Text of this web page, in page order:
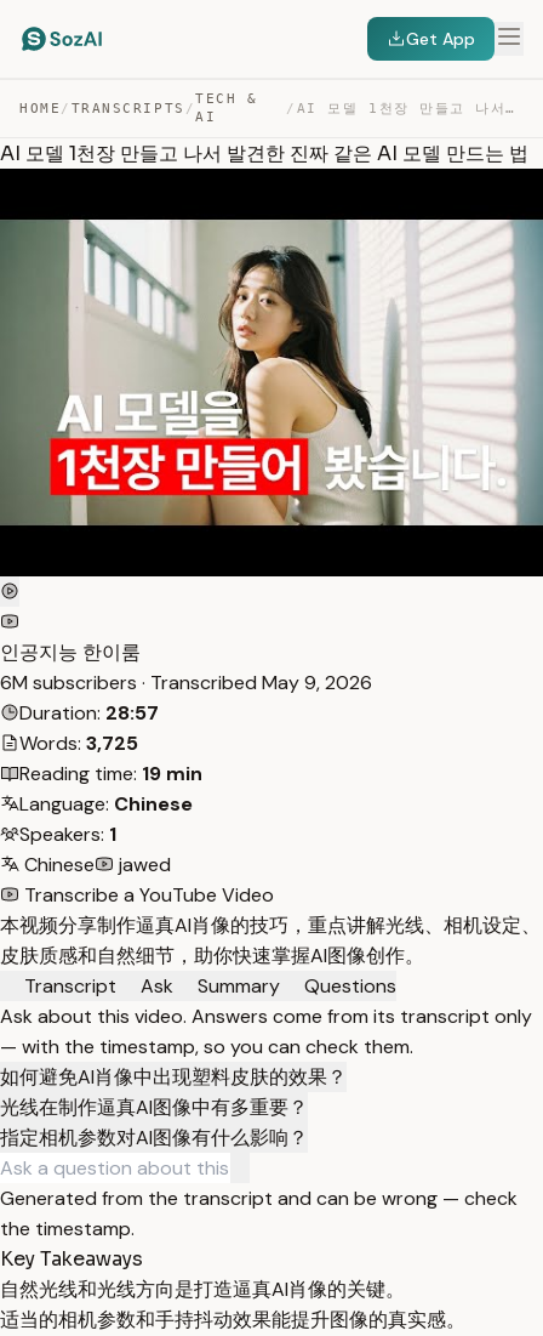
Get App
HOME / TRANSCRIPTS /
TECH &
AI
/ AI 모델 1천장 만들고 나서 발견한 진짜 같은 AI 모델 만드는 법 — TRANSCRIPT
AI 모델 1천장 만들고 나서 발견한 진짜 같은 AI 모델 만드는 법
인공지능 한이룸
6M subscribers · Transcribed May 9, 2026
Duration: 28:57
Words: 3,725
Reading time: 19 min
Language: Chinese
Speakers: 1
Chinese
jawed
Transcribe a YouTube Video
本视频分享制作逼真AI肖像的技巧，重点讲解光线、相机设定、
皮肤质感和自然细节，助你快速掌握AI图像创作。
Transcript
Ask Summary
Questions
Ask about this video. Answers come from its transcript only
— with the timestamp, so you can check them.
如何避免AI肖像中出现塑料皮肤的效果？
光线在制作逼真AI图像中有多重要？
指定相机参数对AI图像有什么影响？
Generated from the transcript and can be wrong — check
the timestamp.
Key Takeaways
自然光线和光线方向是打造逼真AI肖像的关键。
适当的相机参数和手持抖动效果能提升图像的真实感。